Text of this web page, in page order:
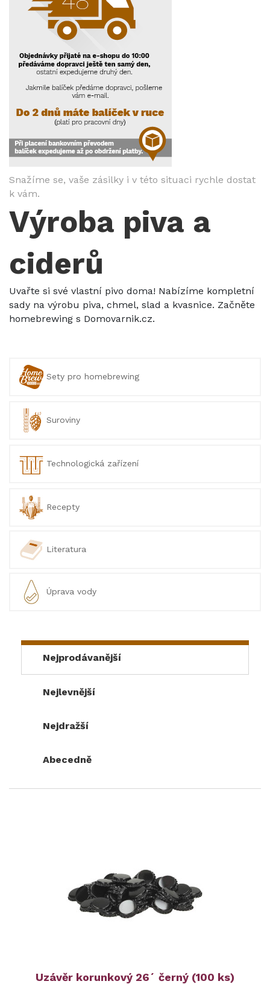
Snažíme se, vaše zásilky i v této situaci rychle dostat
k vám.
Výroba piva a
ciderů
Uvařte si své vlastní pivo doma! Nabízíme kompletní
sady na výrobu piva, chmel, slad a kvasnice. Začněte
homebrewing s Domovarnik.cz.
Sety pro homebrewing
Suroviny
Technologická zařízení
Recepty
Literatura
Úprava vody
Nejprodávanější
Nejlevnější
Nejdražší
Abecedně
Uzávěr korunkový 26´ černý (100 ks)